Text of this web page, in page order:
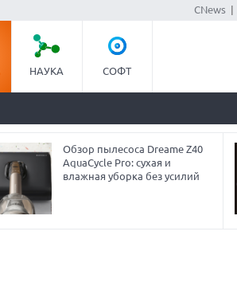
CNews|
НАУКА СОФТ
Обзор пылесоса Dreame Z40
AquaCycle Pro: сухая и
влажная уборка без усилий